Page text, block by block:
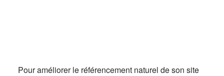
Pour améliorer le référencement naturel de son site